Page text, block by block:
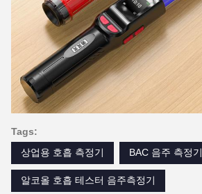
Tags:
상업용 호흡 측정기
BAC 음주 측정기
알코올 호흡 테스터 음주측정기